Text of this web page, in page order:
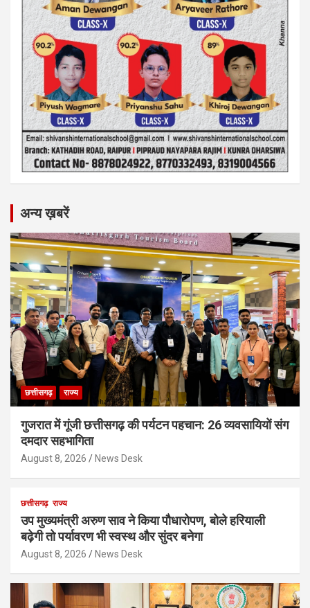
अन्य ख़बरें
छत्तीसगढ़ राज्य
गुजरात में गूंजी छत्तीसगढ़ की पर्यटन पहचान: 26 व्यवसायियों संग
दमदार सहभागिता
August 8, 2026 News Desk
छत्तीसगढ़ राज्य
उप मुख्यमंत्री अरुण साव ने किया पौधारोपण, बोले हरियाली
बढ़ेगी तो पर्यावरण भी स्वस्थ और सुंदर बनेगा
August 8, 2026 News Desk